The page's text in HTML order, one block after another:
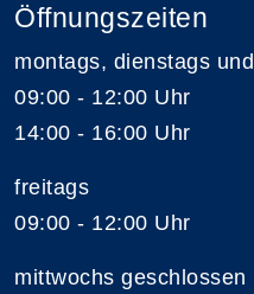
Öffnungszeiten
montags, dienstags
09:00 - 12:00 Uhr
14:00 - 16:00 Uhr
freitags
09:00 - 12:00 Uhr
mittwochs geschlossen